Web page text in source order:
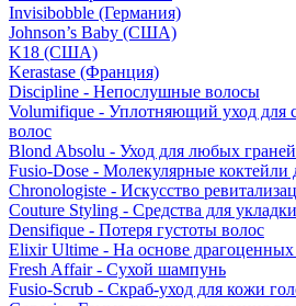
Invisibobble (Германия)
Johnson’s Baby (США)
K18 (США)
Kerastase (Франция)
Discipline - Непослушные волосы
Volumifique - Уплотняющий уход для
волос
Blond Absolu - Уход для любых
Fusio-Dose - Молекулярные коктейли
Chronologiste - Искусство
Couture Styling - Средства для укладки
Densifique - Потеря густоты волос
Elixir Ultime - На основе драгоценных
Fresh Affair - Сухой шампунь
Fusio-Scrub - Скраб-уход для кожи